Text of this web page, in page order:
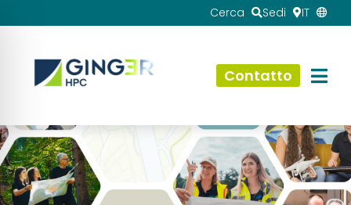
Cerca Sedi IT
Contatto